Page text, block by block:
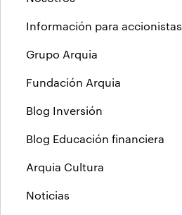
Información para accionistas
Grupo Arquia
Fundación Arquia
Blog Inversión
Blog Educación financiera
Arquia Cultura
Noticias